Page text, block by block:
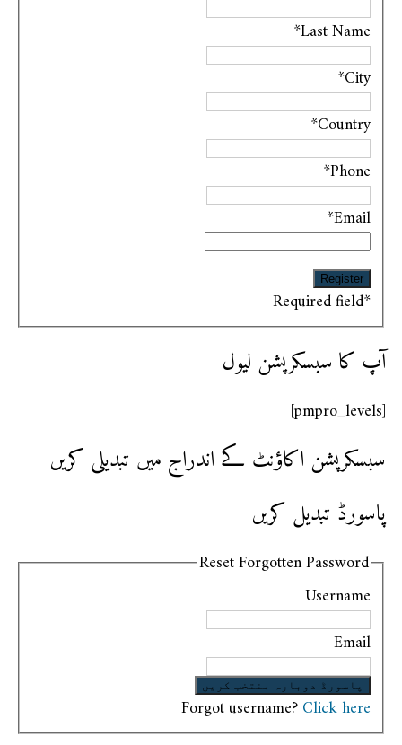
Last Name
*
City
*
Country
*
Phone
*
Email
*
*
Required field
آپ کا سبسکرپشن لیول
[pmpro_levels]
سبسکرپشن اکاؤنٹ کے اندراج میں تبدیلی کریں
پاسورڈ تبدیل کریں
Reset Forgotten Password
Username
Email
Forgot username?Click here